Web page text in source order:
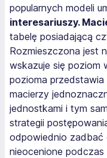
popularnych modeli
interesariuszy.
tabelę posiadającą
Rozmieszczona jest
wskazuje się poziom
pozioma
macierzy
jednostkami i tym
strategii
odpowiednio zadbać
nieocenione